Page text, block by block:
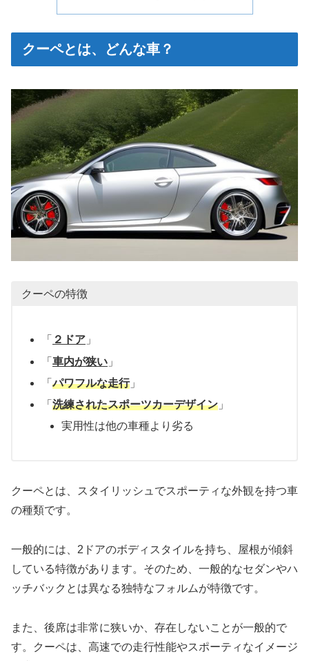
クーペとは、どんな車？
クーペの特徴
「 ２ドア」
「 車内が狭い」
「パワフルな走行」
「 洗練されたスポーツカーデザイン」
実用性は他の車種より劣る
クーペとは、スタイリッシュでスポーティな外観を持つ車
の種類です。
一般的には、2ドアのボディスタイルを持ち、屋根が傾斜
している特徴があります。そのため、一般的なセダンやハ
ッチバックとは異なる独特なフォルムが特徴です。
また、後席は非常に狭いか、存在しないことが一般的で
す。クーペは、高速での走行性能やスポーティなイメージ